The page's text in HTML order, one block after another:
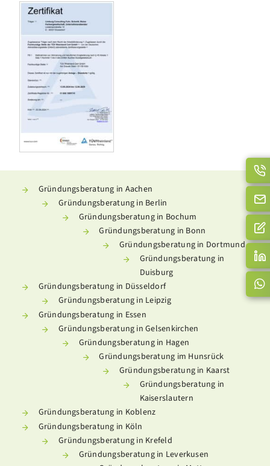
Gründungsberatung in Aachen
Gründungsberatung in Berlin
Gründungsberatung in Bochum
Gründungsberatung in Bonn
Gründungsberatung in Dortmund
Gründungsberatung in
Duisburg
Gründungsberatung in Düsseldorf
Gründungsberatung in Leipzig
Gründungsberatung in Essen
Gründungsberatung in Gelsenkirchen
Gründungsberatung in Hagen
Gründungsberatung im Hunsrück
Gründungsberatung in Kaarst
Gründungsberatung in
Kaiserslautern
Gründungsberatung in Koblenz
Gründungsberatung in Köln
Gründungsberatung in Krefeld
Gründungsberatung in Leverkusen